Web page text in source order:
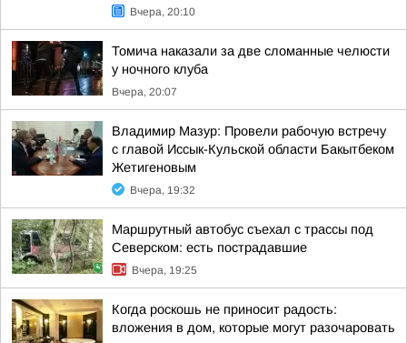
Вчера, 20:10
Томича наказали за две сломанные челюсти
у ночного клуба
Вчера, 20:07
Владимир Мазур: Провели рабочую встречу
с главой Иссык-Кульской области Бакытбеком
Жетигеновым
Вчера, 19:32
Маршрутный автобус съехал с трассы под
Северском: есть пострадавшие
Вчера, 19:25
Когда роскошь не приносит радость:
вложения в дом, которые могут разочаровать